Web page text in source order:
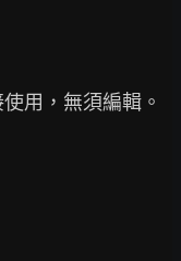
用，無須編輯。